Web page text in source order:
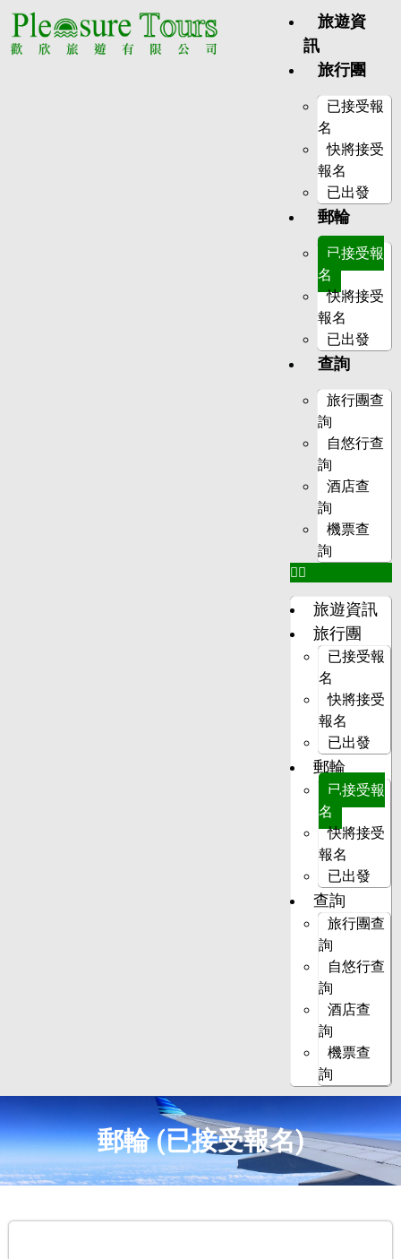
旅遊資
訊
旅行團
已接受報
名
快將接受
報名
已出發
郵輪
已接受報
名
快將接受
報名
已出發
查詢
旅行團查
詢
自悠行查
詢
酒店查
詢
機票查
詢
旅遊資訊
旅行團
已接受報
名
快將接受
報名
已出發
郵輪
已接受報
名
快將接受
報名
已出發
查詢
旅行團查
詢
自悠行查
詢
酒店查
詢
機票查
詢
郵輪 (已接受報名)